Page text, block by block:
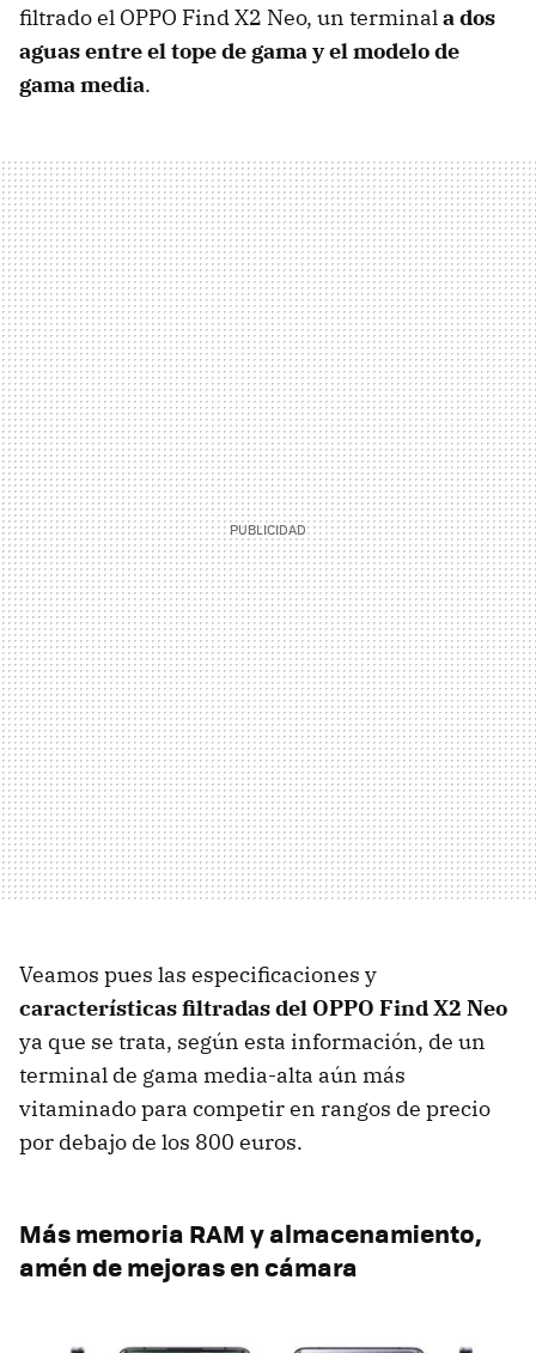
filtrado el OPPO Find X2 Neo, un terminala dos
aguas entre el tope de gama y el modelo de
gama media.
Veamos pues las especificaciones y
características filtradas del OPPO Find X2 Neo
ya que se trata, según esta información, de un
terminal de gama media-alta aún más
vitaminado para competir en rangos de precio
por debajo de los 800 euros.
Más memoria RAM y almacenamiento,
amén de mejoras en cámara